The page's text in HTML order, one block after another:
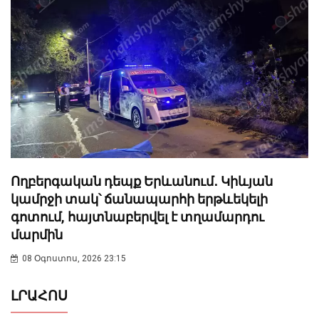
Ողբերգական դեպք Երևանում․ Կիևյան
կամրջի տակ՝ ճանապարհի երթևեկելի
գոտում, հայտնաբերվել է տղամարդու
մարմին
08 Օգոստոս, 2026 23:15
ԼՐԱՀՈՍ